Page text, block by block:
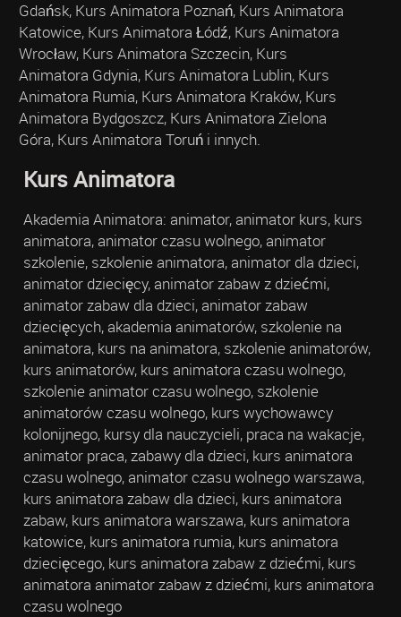
Gdańsk, Kurs Animatora Poznań, Kurs Animatora
Katowice, Kurs Animatora Łódź, Kurs Animatora
Wrocław, Kurs Animatora Szczecin, Kurs
Animatora Gdynia, Kurs Animatora Lublin, Kurs
Animatora Rumia, Kurs Animatora Kraków, Kurs
Animatora Bydgoszcz, Kurs Animatora Zielona
Góra, Kurs Animatora Toruń i innych.
Kurs Animatora
Akademia Animatora: animator, animator kurs, kurs
animatora, animator czasu wolnego, animator
szkolenie, szkolenie animatora, animator dla dzieci,
animator dziecięcy, animator zabaw z dziećmi,
animator zabaw dla dzieci, animator zabaw
dziecięcych, akademia animatorów, szkolenie na
animatora, kurs na animatora, szkolenie animatorów,
kurs animatorów, kurs animatora czasu wolnego,
szkolenie animator czasu wolnego, szkolenie
animatorów czasu wolnego, kurs wychowawcy
kolonijnego, kursy dla nauczycieli, praca na wakacje,
animator praca, zabawy dla dzieci, kurs animatora
czasu wolnego, animator czasu wolnego warszawa,
kurs animatora zabaw dla dzieci, kurs animatora
zabaw, kurs animatora warszawa, kurs animatora
katowice, kurs animatora rumia, kurs animatora
dziecięcego, kurs animatora zabaw z dziećmi, kurs
animatora animator zabaw z dziećmi, kurs animatora
czasu wolnego